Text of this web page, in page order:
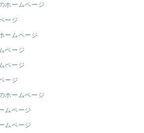
ホームページ
ージ
ームページ
ページ
ページ
ージ
ホームページ
ムページ
ムページ